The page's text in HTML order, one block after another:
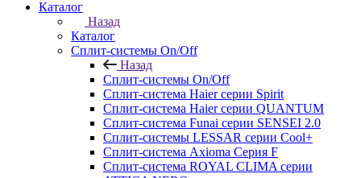
Каталог
Назад
Каталог
Сплит-системы On/Off
Назад
Сплит-системы On/Off
Сплит-система Haier серии Spirit
Сплит-система Haier серии QUANTUM
Сплит-система Funai серии SENSEI 2.0
Сплит-системы LESSAR серии Cool+
Сплит-система Axioma Серия F
Сплит-система ROYAL CLIMA серии